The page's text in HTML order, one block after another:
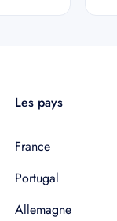
Les pays
France
Portugal
Allemagne